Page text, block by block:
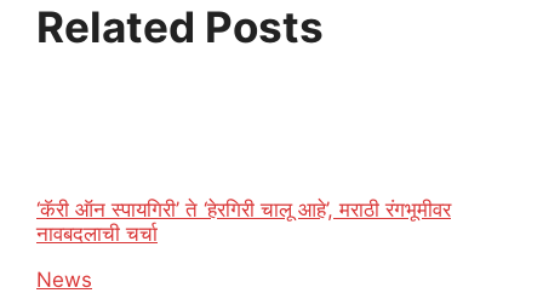
Related Posts
‘कॅरी ऑन स्पायगिरी’ ते ‘हेरगिरी चालू आहे’, मराठी रंगभूमीवर
नावबदलाची चर्चा
In relation to
News